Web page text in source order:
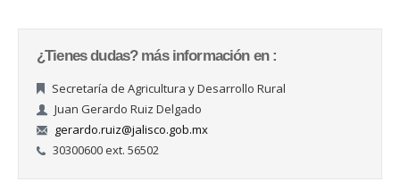
¿Tienes dudas? más información en :
Secretaría de Agricultura y Desarrollo Rural
Juan Gerardo Ruiz Delgado
gerardo.ruiz@jalisco.gob.mx
30300600 ext. 56502